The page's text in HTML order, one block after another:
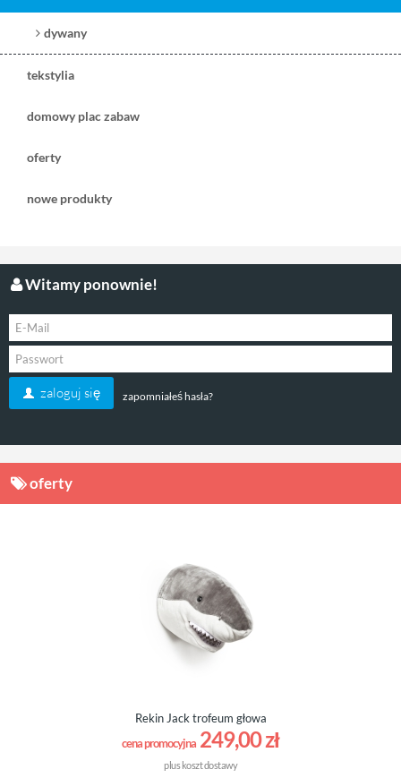
dywany
tekstylia
domowy plac zabaw
oferty
nowe produkty
Witamy ponownie!
zaloguj się zapomniałeś hasła?
oferty
Rekin Jack trofeum głowa
cena promocyjna 249,00 zł
plus koszt dostawy